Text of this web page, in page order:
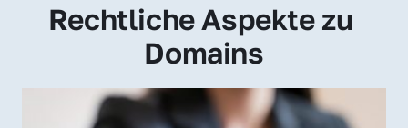
Rechtliche Aspekte zu
Domains